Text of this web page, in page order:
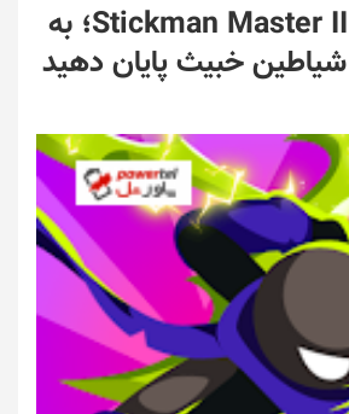
معرفی اپ – Stickman Master II؛ به
خبیث پایان دهید